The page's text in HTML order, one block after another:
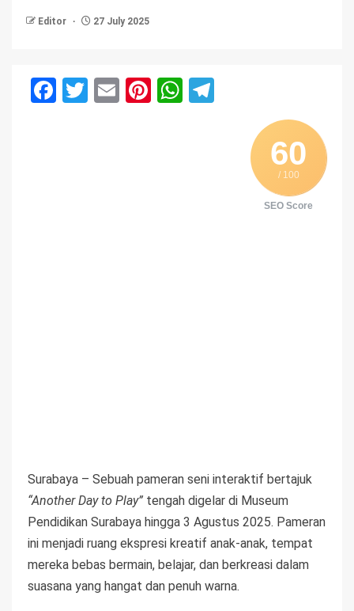
Editor 27 July 2025
Facebook
Twitter
EmailPinterest
WhatsApp
60
/ 100
SEO Score
Surabaya – Sebuah pameran seni interaktif bertajuk
“Another Day to Play” tengah digelar di Museum
Pendidikan Surabaya hingga 3 Agustus 2025. Pameran
ini menjadi ruang ekspresi kreatif anak-anak, tempat
mereka bebas bermain, belajar, dan berkreasi dalam
suasana yang hangat dan penuh warna.